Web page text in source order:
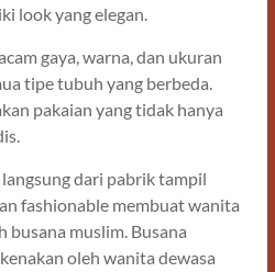
look yang elegan.
gaya, warna, dan ukuran
tipe tubuh yang berbeda.
pakaian yang tidak hanya
dari pabrik tampil
fashionable membuat wanita
busana muslim. Busana
oleh wanita dewasa